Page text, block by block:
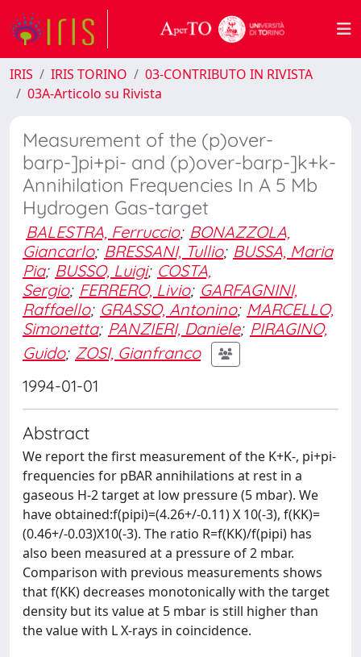
IRIS IRIS TORINO
03-CONTRIBUTO IN RIVISTA
03A-Articolo su Rivista
Measurement of the (p)over-
barp-]pi+pi- and (p)over-barp-]k+k-
Annihilation Frequencies In A 5 Mb
Hydrogen Gas-target
BALESTRA, Ferruccio; BONAZZOLA,
Giancarlo; BRESSANI, Tullio; BUSSA, Maria
Pia; BUSSO, Luigi; COSTA,
Sergio; FERRERO, Livio; GARFAGNINI,
Raffaello; GRASSO, Antonino; MARCELLO,
Simonetta; PANZIERI, Daniele; PIRAGINO,
Guido; ZOSI, Gianfranco
1994-01-01
Abstract
We report the first measurement of the K+K-, pi+pi-
frequencies for pBAR annihilations at rest in a
gaseous H-2 target at low pressure (5 mbar). We
have obtained:f(pipi)=(4.26+/-0.11) X 10(-3), f(KK)=
(0.46+/-0.03)X10(-3). The ratio R=f(KK)/f(pipi) has
also been measured at a pressure of 2 mbar.
Comparison with previous measurements shows
that f(KK) decreases monotonically with the target
density but its value at 5 mbar is still higher than
the value with L X-rays in coincidence.